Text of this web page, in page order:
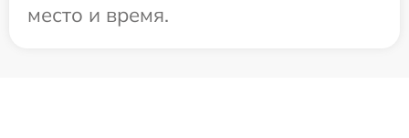
место и время.